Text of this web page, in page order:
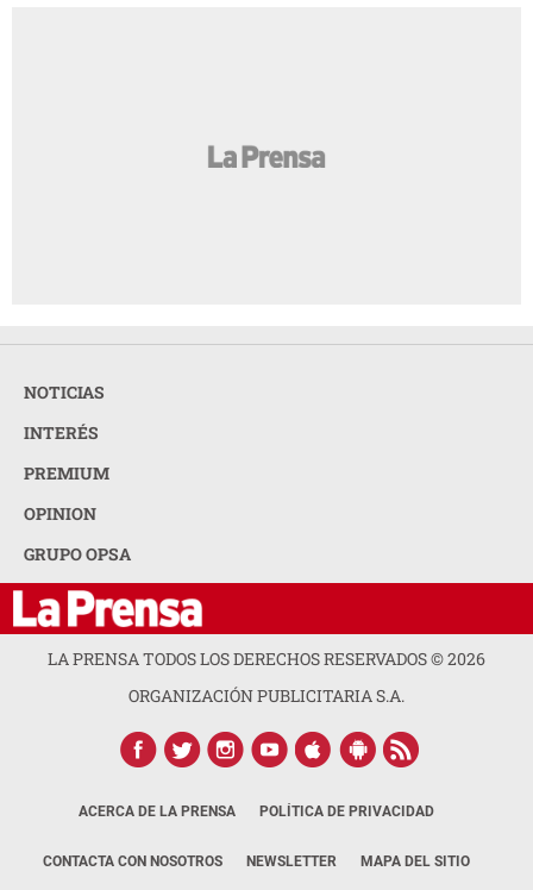
NOTICIAS
INTERÉS
PREMIUM
OPINION
GRUPO OPSA
LA PRENSA TODOS LOS DERECHOS RESERVADOS ©2026
ORGANIZACIÓN PUBLICITARIA S.A.
ACERCA DE LA PRENSA POLÍTICA DE PRIVACIDAD
CONTACTA CON NOSOTROS NEWSLETTER MAPA DEL SITIO